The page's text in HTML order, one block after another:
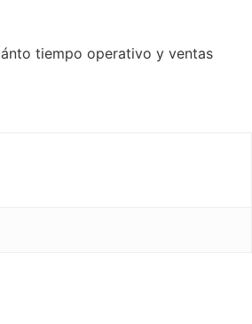
tiempo operativo y ventas